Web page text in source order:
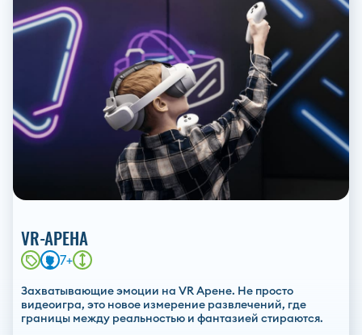
VR-АРЕНА
7+
Захватывающие эмоции на VR Арене. Не просто
видеоигра, это новое измерение развлечений, где
границы между реальностью и фантазией стираются.